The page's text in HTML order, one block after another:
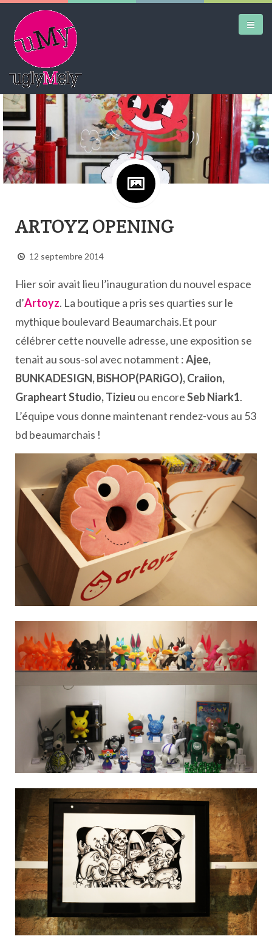
DAILY KICKS
AIRTRAINERPEDIA
STREET ART
MW SHIFT
CONTACT
Google+
ARTOYZ OPENING
12 septembre 2014
Hier soir avait lieu l’inauguration du nouvel espace
d’Artoyz. La boutique a pris ses quarties sur le
mythique boulevard Beaumarchais.Et pour
célébrer cette nouvelle adresse, une exposition se
tenait au sous-sol avec notamment :Ajee,
BUNKADESIGN, BiSHOP(PARiGO), Craiion,
Grapheart Studio, Tizieu ou encoreSeb Niark1.
L’équipe vous donne maintenant rendez-vous au 53
bd beaumarchais !